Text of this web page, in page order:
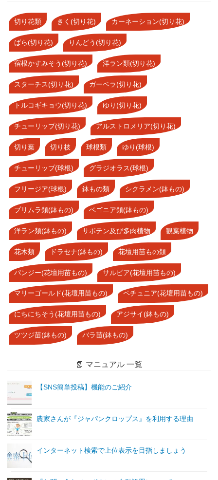
切り花類 きく(切り花) カーネーション(切り花)
ばら(切り花) りんどう(切り花)
宿根かすみそう(切り花) 洋ラン類(切り花)
スターチス(切り花) ガーベラ(切り花)
トルコギキョウ(切り花) ゆり(切り花)
チューリップ(切り花) アルストロメリア(切り花)
切り葉 切り枝 球根類 ゆり(球根)
チューリップ(球根) グラジオラス(球根)
フリージア(球根) 鉢もの類 シクラメン(鉢もの)
プリムラ類(鉢もの) ベゴニア類(鉢もの)
洋ラン類(鉢もの) サボテン及び多肉植物 観葉植物
花木類 ドラセナ(鉢もの) 花壇用苗もの類
パンジー(花壇用苗もの) サルビア(花壇用苗もの)
マリーゴールド(花壇用苗もの) ペチュニア(花壇用苗もの)
にちにちそう(花壇用苗もの) アジサイ(鉢もの)
ツツジ苗(鉢もの) バラ苗(鉢もの)
📗 マニュアル 一覧
【SNS簡単投稿】機能のご紹介
農家さんが『ジャパンクロップス』を利用する理由
インターネット検索で上位表示を目指しましょう